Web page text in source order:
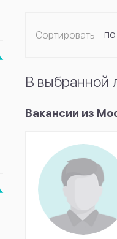
Сортировать
по
В выбранной
Вакансии из